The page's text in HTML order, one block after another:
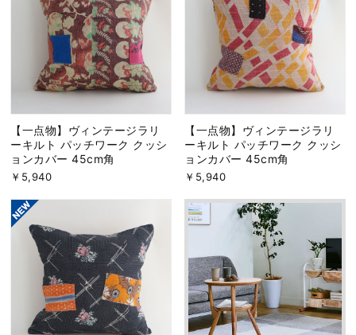
【一点物】ヴィンテージラリ
ーキルト パッチワーク クッシ
ョンカバー 45cm角
￥5,940
【一点物】ヴィンテージラリ
ーキルト パッチワーク クッシ
ョンカバー 45cm角
￥5,940